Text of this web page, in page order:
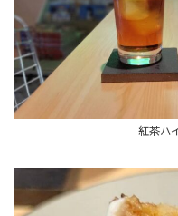
紅茶ハ